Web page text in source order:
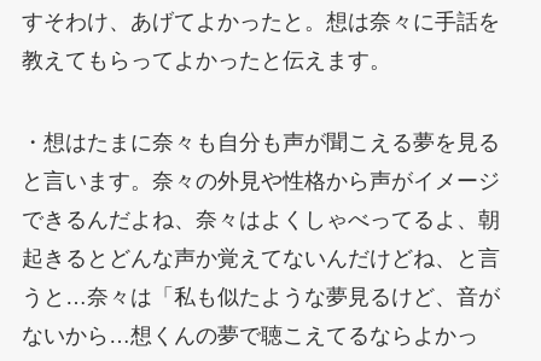
すそわけ、あげてよかったと。想は奈々に手話を
教えてもらってよかったと伝えます。
・想はたまに奈々も自分も声が聞こえる夢を見る
と言います。奈々の外見や性格から声がイメージ
できるんだよね、奈々はよくしゃべってるよ、朝
起きるとどんな声か覚えてないんだけどね、と言
うと…奈々は「私も似たような夢見るけど、音が
ないから…想くんの夢で聴こえてるならよかっ